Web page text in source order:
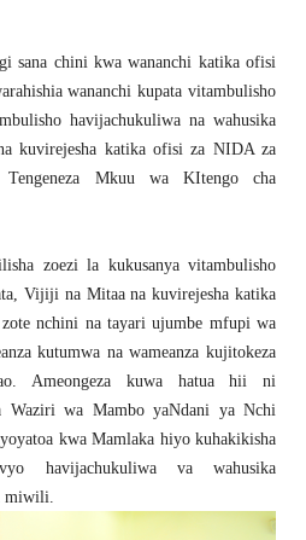
sana chini kwa wananchi katika ofisi
wananchi kupata vitambulisho
havijachukuliwa na wahusika
kuvirejesha katika ofisi za NIDA za
Tengeneza Mkuu wa KItengo cha
zoezi la kukusanya vitambulisho
Vijiji na Mitaa na kuvirejesha katika
nchini na tayari ujumbe mfupi wa
kutumwa na wameanza kujitokeza
Ameongeza kuwa hatua hii ni
Waziri wa Mambo yaNdani ya Nchi
kwa Mamlaka hiyo kuhakikisha
havijachukuliwa va wahusika
miwili.